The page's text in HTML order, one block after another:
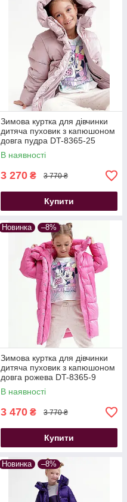
Зимова куртка для дівчинки
дитяча пуховик з капюшоном
довга пудра DT-8365-25
42,44 р
В наявності
3 270 ₴ 3 770 ₴
Купити
Новинка –8%
Зимова куртка для дівчинки
дитяча пуховик з капюшоном
довга рожева DT-8365-9
В наявності
3 470 ₴ 3 770 ₴
Купити
Новинка –8%